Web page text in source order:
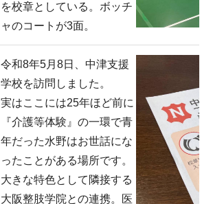
を校章としている。ボッチ
ャのコートが3面。
令和8年5月8日、中津支援
学校を訪問しました。
実はここには25年ほど前に
『介護等体験』の一環で青
年だった水野はお世話にな
ったことがある場所です。
大きな特色として隣接する
大阪整肢学院との連携。医